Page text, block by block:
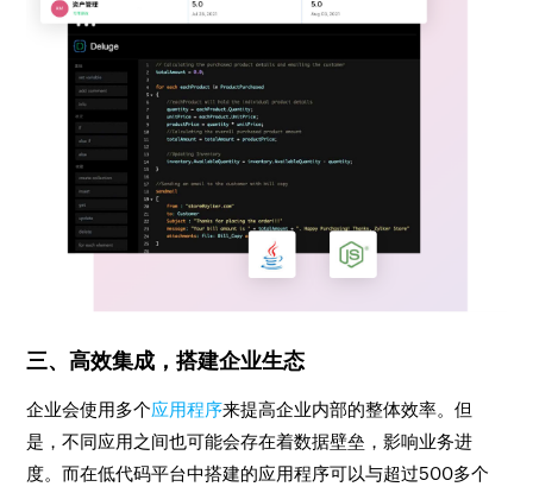
三、高效集成，搭建企业生态
企业会使用多个应用程序来提高企业内部的整体效率。但
是，不同应用之间也可能会存在着数据壁垒，影响业务进
度。而在低代码平台中搭建的应用程序可以与超过500多个